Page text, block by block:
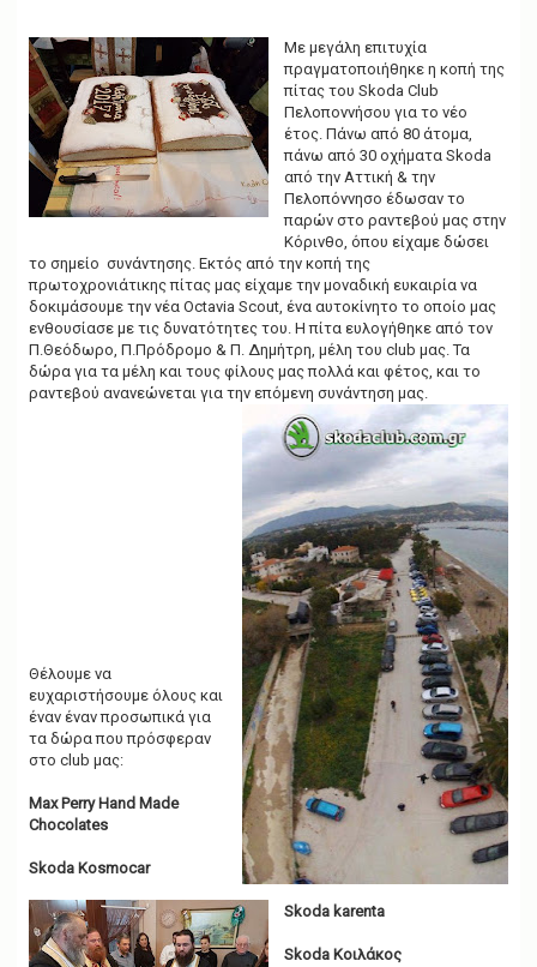
o
Με μεγάλη επιτυχία
πραγματοποιήθηκε η κοπή της
πίτας του Skoda Club
Πελοποννήσου για το νέο
έτος. Πάνω από 80 άτομα,
πάνω από 30 οχήματα Skoda
από την Αττική & την
Πελοπόννησο έδωσαν το
παρών στο ραντεβού μας στην
Κόρινθο, όπου είχαμε δώσει
το σημείο συνάντησης. Εκτός από την κοπή της
πρωτοχρονιάτικης πίτας μας είχαμε την μοναδική ευκαιρία να
δοκιμάσουμε την νέα Octavia Scout, ένα αυτοκίνητο το οποίο μας
ενθουσίασε με τις δυνατότητες του. Η πίτα ευλογήθηκε από τον
Π.Θεόδωρο, Π.Πρόδρομο & Π. Δημήτρη, μέλη του club μας. Τα
δώρα για τα μέλη και τους φίλους μας πολλά και φέτος, και το
ραντεβού ανανεώνεται για την επόμενη συνάντηση μας.
Θέλουμε να
ευχαριστήσουμε όλους και
έναν έναν προσωπικά για
τα δώρα που πρόσφεραν
στο club μας:
Max Perry Hand Made
Chocolates
Skoda Kosmocar
Skoda karenta
Skoda Κοιλάκος